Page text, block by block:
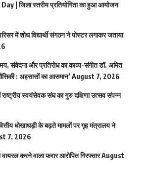
| जिला स्तरीय प्रतियोगिता का हुआ आयोजन
में शोध विद्यार्थी संगठन ने पोस्टर लगाकर जताया
संवेदना और प्रतिरोध का काव्य-संगीत डॉ. अमित
: अहसासों का आसमान’ August 7, 2026
में राष्ट्रीय स्वयंसेवक संघ का गुरु दक्षिणा उत्सव संपन्न
धोखाधड़ी के बढ़ते मामलों पर गृह मंत्रालय ने
7, 2026
करने वाला फरार आरोपित गिरफ्तारAugust